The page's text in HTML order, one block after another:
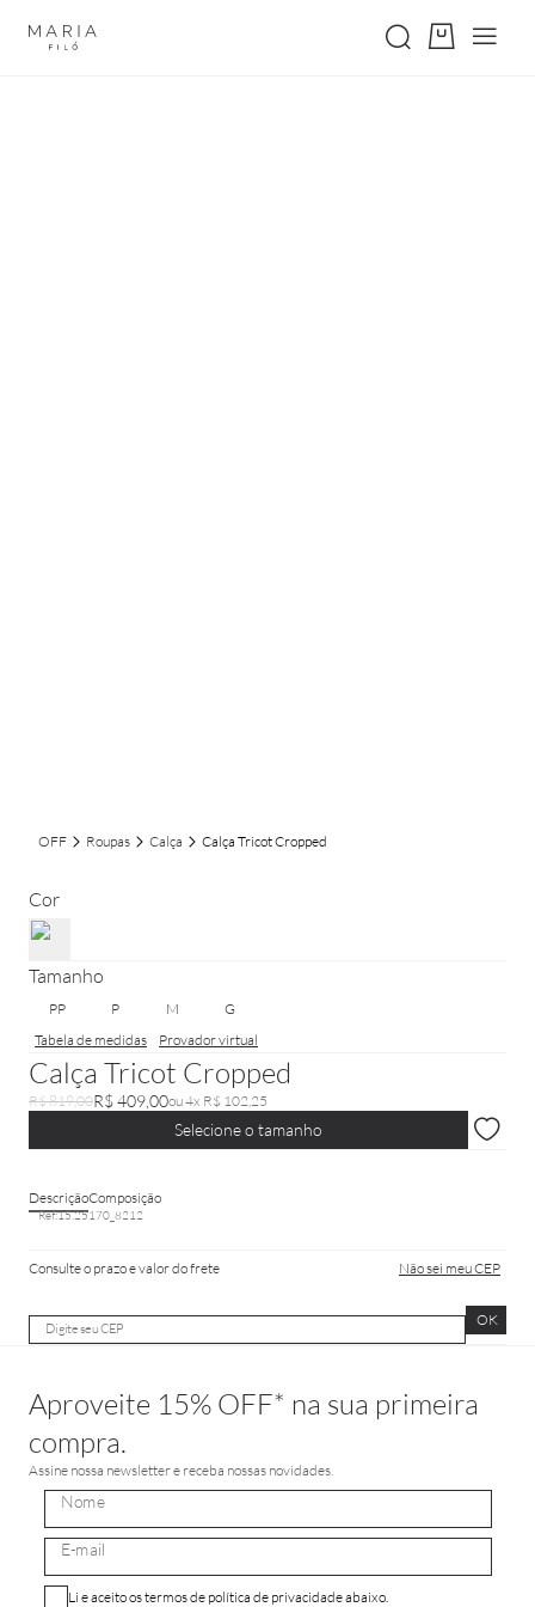
OFF Roupas Calça Calça Tricot Cropped
Calça Tricot Cropped
R$ 819,00R$ 409,00ou 4x R$ 102,25
Cor
Tamanho
PP P M
G
Tabela de medidas
Provador virtual
Selecione o tamanho
DescriçãoComposição
Ref:15.25170_8212
Consulte o prazo e valor do frete Não sei meu CEP
OK
Aproveite 15% OFF* na sua primeira
compra.
Assine nossa newsletter e receba nossas novidades.
Li e aceito os termos de política de privacidade abaixo.